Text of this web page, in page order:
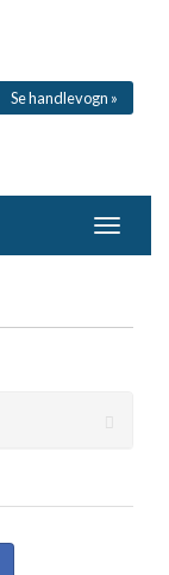
Se handlevogn »
Bytt